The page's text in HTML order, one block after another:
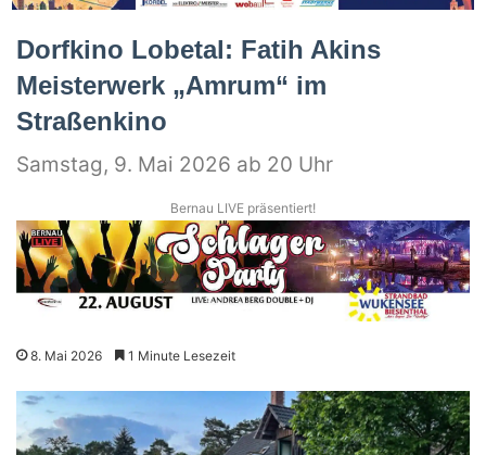
Dorfkino Lobetal: Fatih Akins
Meisterwerk „Amrum“ im
Straßenkino
Samstag, 9. Mai 2026 ab 20 Uhr
Bernau LIVE präsentiert!
8. Mai 2026 1 Minute Lesezeit